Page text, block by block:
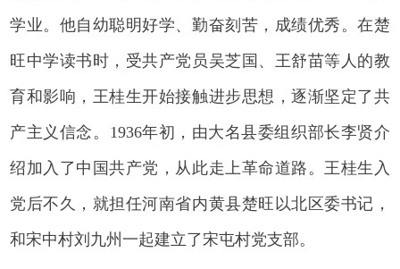
学业。他自幼聪明好学、勤奋刻苦，成绩优秀。在楚
旺中学读书时，受共产党员吴芝国、王舒苗等人的教
育和影响，王桂生开始接触进步思想，逐渐坚定了共
产主义信念。1936年初，由大名县委组织部长李贤介
绍加入了中国共产党，从此走上革命道路。王桂生入
党后不久，就担任河南省内黄县楚旺以北区委书记，
和宋中村刘九州一起建立了宋屯村党支部。